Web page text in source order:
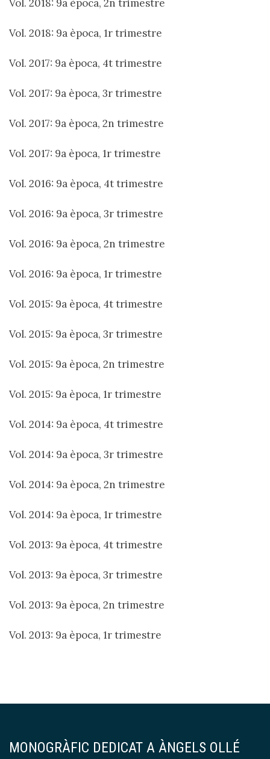
Vol. 2018: 9a època, 2n trimestre
Vol. 2018: 9a època, 1r trimestre
Vol. 2017: 9a època, 4t trimestre
Vol. 2017: 9a època, 3r trimestre
Vol. 2017: 9a època, 2n trimestre
Vol. 2017: 9a època, 1r trimestre
Vol. 2016: 9a època, 4t trimestre
Vol. 2016: 9a època, 3r trimestre
Vol. 2016: 9a època, 2n trimestre
Vol. 2016: 9a època, 1r trimestre
Vol. 2015: 9a època, 4t trimestre
Vol. 2015: 9a època, 3r trimestre
Vol. 2015: 9a època, 2n trimestre
Vol. 2015: 9a època, 1r trimestre
Vol. 2014: 9a època, 4t trimestre
Vol. 2014: 9a època, 3r trimestre
Vol. 2014: 9a època, 2n trimestre
Vol. 2014: 9a època, 1r trimestre
Vol. 2013: 9a època, 4t trimestre
Vol. 2013: 9a època, 3r trimestre
Vol. 2013: 9a època, 2n trimestre
Vol. 2013: 9a època, 1r trimestre
MONOGRÀFIC DEDICAT A ÀNGELS OLLÉ